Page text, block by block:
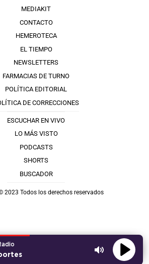
MEDIAKIT
CONTACTO
HEMEROTECA
EL TIEMPO
NEWSLETTERS
FARMACIAS DE TURNO
POLÍTICA EDITORIAL
DE CORRECCIONES
ESCUCHAR EN VIVO
LO MÁS VISTO
PODCASTS
SHORTS
BUSCADOR
2023 Todos los derechos reservados